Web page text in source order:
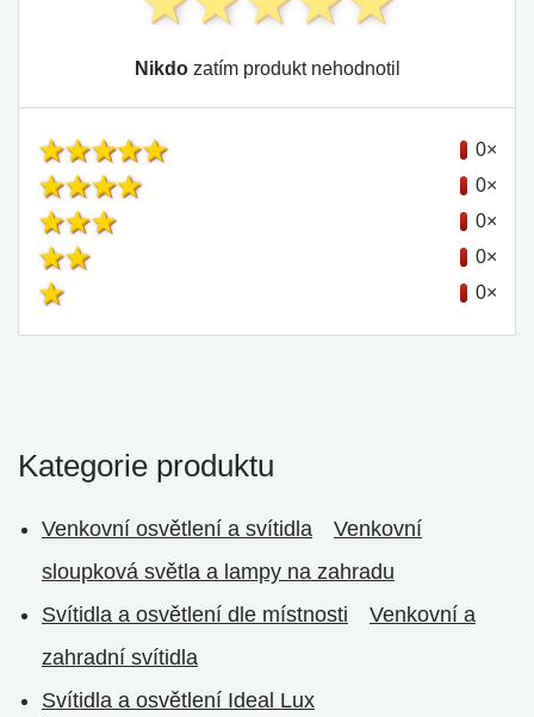
Nikdozatím produkt nehodnotil
0×
0×
0×
0×
0×
Kategorie produktu
Venkovní osvětlení a svítidla
Venkovní
sloupková světla a lampy na zahradu
Svítidla a osvětlení dle místnosti
Venkovní a
zahradní svítidla
Svítidla a osvětlení Ideal Lux